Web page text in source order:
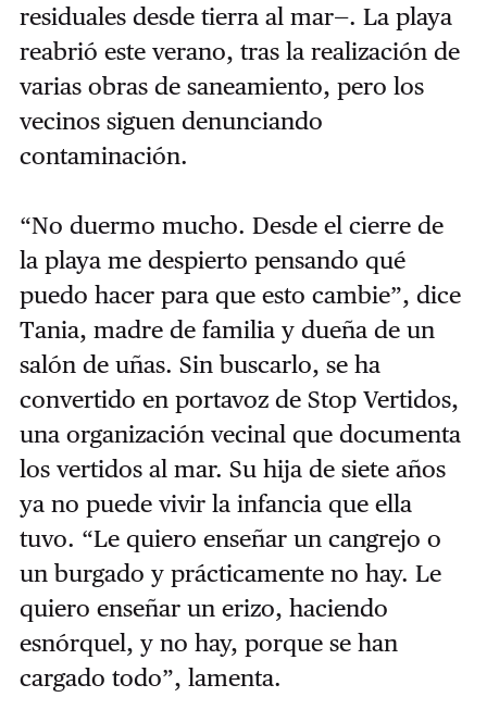
residuales desde tierra al mar—. La playa
reabrió este verano, tras la realización de
varias obras de saneamiento, pero los
vecinos siguen denunciando
contaminación.
“No duermo mucho. Desde el cierre de
la playa me despierto pensando qué
puedo hacer para que esto cambie”, dice
Tania, madre de familia y dueña de un
salón de uñas. Sin buscarlo, se ha
convertido en portavoz de Stop Vertidos,
una organización vecinal que documenta
los vertidos al mar. Su hija de siete años
ya no puede vivir la infancia que ella
tuvo. “Le quiero enseñar un cangrejo o
un burgado y prácticamente no hay. Le
quiero enseñar un erizo, haciendo
esnórquel, y no hay, porque se han
cargado todo”, lamenta.